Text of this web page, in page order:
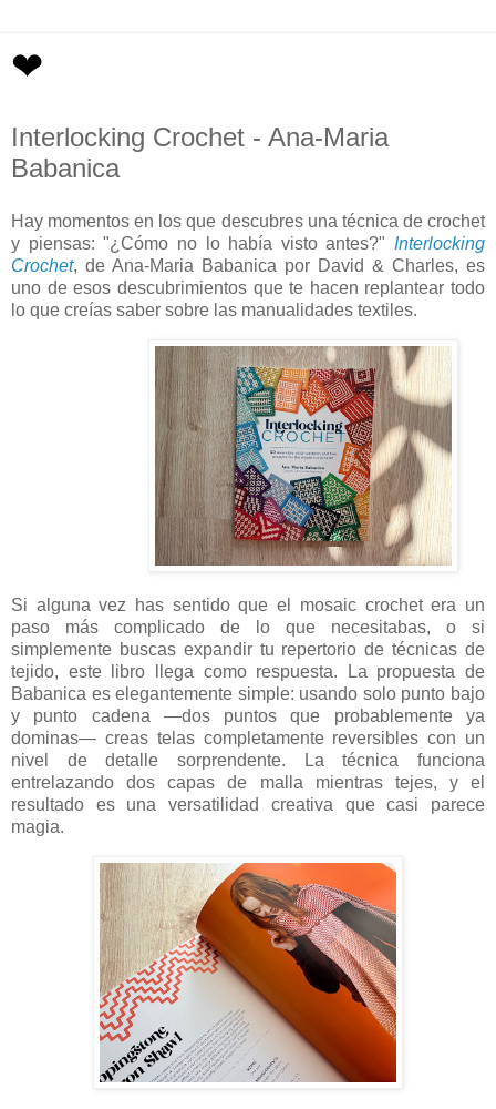
❤
Interlocking Crochet - Ana-Maria
Babanica
Hay momentos en los que descubres una técnica de crochet
y piensas: "¿Cómo no lo había visto antes?" Interlocking
Crochet, de Ana-Maria Babanica por David & Charles, es
uno de esos descubrimientos que te hacen replantear todo
lo que creías saber sobre las manualidades textiles.
Si alguna vez has sentido que el mosaic crochet era un
paso más complicado de lo que necesitabas, o si
simplemente buscas expandir tu repertorio de técnicas de
tejido, este libro llega como respuesta. La propuesta de
Babanica es elegantemente simple: usando solo punto bajo
y punto cadena —dos puntos que probablemente ya
dominas— creas telas completamente reversibles con un
nivel de detalle sorprendente. La técnica funciona
entrelazando dos capas de malla mientras tejes, y el
resultado es una versatilidad creativa que casi parece
magia.